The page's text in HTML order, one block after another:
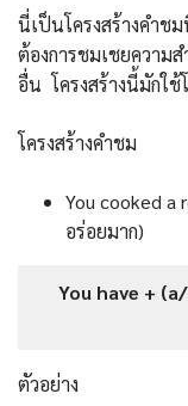
นี่เป็นโครงสร้างคำ
ต้องการชมเชยความ
อื่น โครงสร้างนี้มักใ
โครงสร้างคำชม
You cooked a
อร่อยมาก)
You have +
ตัวอย่าง